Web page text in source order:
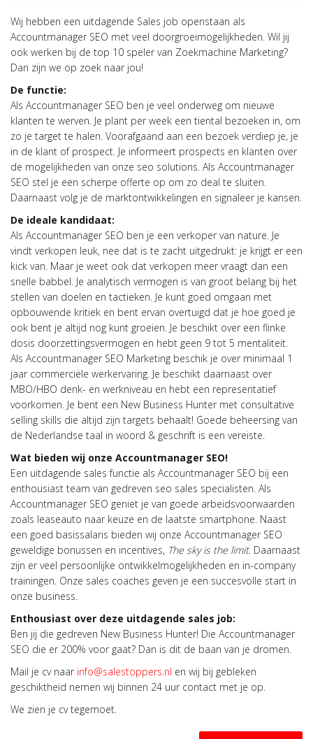
Wij hebben een uitdagende Sales job openstaan als
Accountmanager SEO met veel doorgroeimogelijkheden. Wil jij
ook werken bij de top 10 speler van Zoekmachine Marketing?
Dan zijn we op zoek naar jou!
De functie:
Als Accountmanager SEO ben je veel onderweg om nieuwe
klanten te werven. Je plant per week een tiental bezoeken in, om
zo je target te halen. Voorafgaand aan een bezoek verdiep je, je
in de klant of prospect. Je informeert prospects en klanten over
de mogelijkheden van onze seo solutions. Als Accountmanager
SEO stel je een scherpe offerte op om zo deal te sluiten.
Daarnaast volg je de marktontwikkelingen en signaleer je kansen.
De ideale kandidaat:
Als Accountmanager SEO ben je een verkoper van nature. Je
vindt verkopen leuk, nee dat is te zacht uitgedrukt: je krijgt er een
kick van. Maar je weet ook dat verkopen meer vraagt dan een
snelle babbel. Je analytisch vermogen is van groot belang bij het
stellen van doelen en tactieken. Je kunt goed omgaan met
opbouwende kritiek en bent ervan overtuigd dat je hoe goed je
ook bent je altijd nog kunt groeien. Je beschikt over een flinke
dosis doorzettingsvermogen en hebt geen 9 tot 5 mentaliteit.
Als Accountmanager SEO Marketing beschik je over minimaal 1
jaar commerciële werkervaring. Je beschikt daarnaast over
MBO/HBO denk- en werkniveau en hebt een representatief
voorkomen. Je bent een New Business Hunter met consultative
selling skills die altijd zijn targets behaalt! Goede beheersing van
de Nederlandse taal in woord & geschrift is een vereiste.
Wat bieden wij onze Accountmanager SEO!
Een uitdagende sales functie als Accountmanager SEO bij een
enthousiast team van gedreven seo sales specialisten. Als
Accountmanager SEO geniet je van goede arbeidsvoorwaarden
zoals leaseauto naar keuze en de laatste smartphone. Naast
een goed basissalaris bieden wij onze Accountmanager SEO
geweldige bonussen en incentives, The sky is the limit. Daarnaast
zijn er veel persoonlijke ontwikkelmogelijkheden en in-company
trainingen. Onze sales coaches geven je een succesvolle start in
onze business.
Enthousiast over deze uitdagende sales job:
Ben jij die gedreven New Business Hunter! Die Accountmanager
SEO die er 200% voor gaat? Dan is dit de baan van je dromen.
Mail je cv naar info@salestoppers.nl en wij bij gebleken
geschiktheid nemen wij binnen 24 uur contact met je op.
We zien je cv tegemoet.